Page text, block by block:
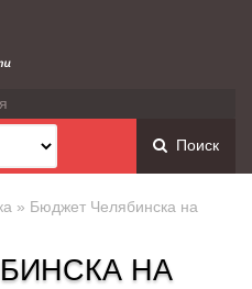
Поиск
» Бюджет Челябинска на
НА